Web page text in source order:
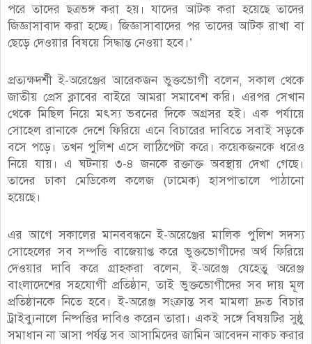
পরে তাদের ছত্রভঙ্গ করা হয়। যাদের আটক করা হয়েছে তাদের
জিজ্ঞাসাবাদ করা হচ্ছে। জিজ্ঞাসাবাদের পর তাদের আটক রাখা বা
ছেড়ে দেওয়ার বিষয়ে সিদ্ধান্ত নেওয়া হবে।’
প্রত্যক্ষদর্শী ই-অরেঞ্জের আরেকজন ভুক্তভোগী বলেন, সকাল থেকে
জাতীয় প্রেস ক্লাবের বাইরে আমরা সমাবেশ করি। এরপর সেখান
থেকে মিছিল নিয়ে মৎস্য ভবনের দিকে অগ্রসর হই। এক পর্যায়ে
সোহেল রানাকে দেশে ফিরিয়ে এনে বিচারের দাবিতে সবাই সড়কে
বসে পড়ে। তখন পুলিশ এসে লাঠিপেটা করে। কয়েকজনকে ধরেও
নিয়ে যায়। এ ঘটনায় ৩-৪ জনকে রক্তাক্ত অবস্থায় দেখা গেছে।
তাদের ঢাকা মেডিকেল কলেজ (ঢামেক) হাসপাতালে পাঠানো
হয়েছে।
এর আগে সকালের মানববন্ধনে ই-অরেঞ্জের মালিক পুলিশ সদস্য
সোহেলের সব সম্পত্তি বাজেয়াপ্ত করে ভুক্তভোগীদের অর্থ ফিরিয়ে
দেওয়ার দাবি করে গ্রাহকরা বলেন, ই-অরেঞ্জ যেহেতু অরেঞ্জ
বাংলাদেশের সহযোগী প্রতিষ্ঠান, তাই ভুক্তভোগীদের সব দায় মূল
প্রতিষ্ঠানকে নিতে হবে। ই-অরেঞ্জ সংক্রান্ত সব মামলা দ্রুত বিচার
ট্রাইব্যুনালে নিষ্পত্তির দাবিও করেন তারা। একই সঙ্গে বিষয়টির সুষ্ঠু
সমাধান না আসা পর্যন্ত সব আসামিদের জামিন আবেদন নাকচ করার